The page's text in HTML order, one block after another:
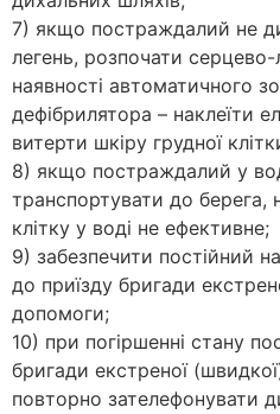
7) якщо постраждалий не
легень, розпочати
наявності автоматичного
дефібрилятора – наклеїти
витерти шкіру грудної
8) якщо постраждалий у
транспортувати до берега,
клітку у воді не ефективне;
9) забезпечити постійний
до приїзду бригади
допомоги;
10) при погіршенні стану
бригади екстреної
повторно зателефонувати